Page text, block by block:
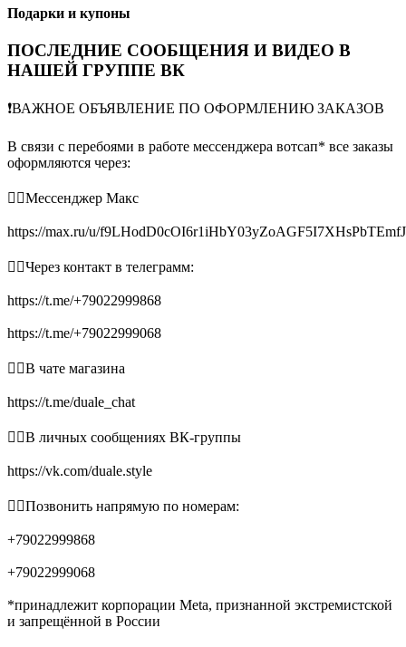
Подарки и купоны
ПОСЛЕДНИЕ СООБЩЕНИЯ И ВИДЕО В
НАШЕЙ ГРУППЕ ВК
❗️ВАЖНОЕ ОБЪЯВЛЕНИЕ ПО ОФОРМЛЕНИЮ ЗАКАЗОВ
В связи с перебоями в работе мессенджера вотсап* все заказы
оформляются через:
👉🏻Мессенджер Макс
https://max.ru/u/
👉🏻Через контакт в телеграмм:
https://t.me/+79022999868
https://t.me/+79022999068
👉🏻В чате магазина
https://t.me/duale_chat
👉🏻В личных сообщениях ВК-группы
https://vk.com/duale.style
👉🏻Позвонить напрямую по номерам:
+79022999868
+79022999068
*принадлежит корпорации Meta, признанной экстремистской
и запрещённой в России